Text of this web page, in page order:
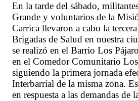
En la tarde del sábado,
Grande y voluntarios de la
Carrica llevaron a cabo la
Brigadas de Salud en nuestra
se realizó en el Barrio Los
en el Comedor Comunitario
siguiendo la primera jornada
Interbarrial de la misma zona.
en respuesta a las demandas de